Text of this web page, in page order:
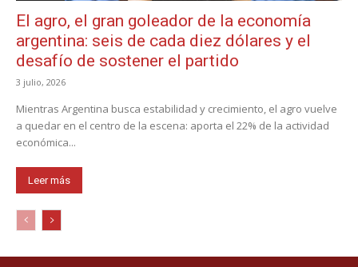
El agro, el gran goleador de la economía
argentina: seis de cada diez dólares y el
desafío de sostener el partido
3 julio, 2026
Mientras Argentina busca estabilidad y crecimiento, el agro vuelve
a quedar en el centro de la escena: aporta el 22% de la actividad
económica...
Leer más